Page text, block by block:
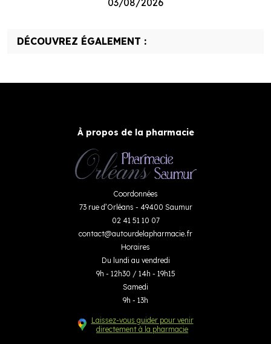
03/08/2026
DÉCOUVREZ ÉGALEMENT :
À propos de la pharmacie
Coordonnées
73 rue d’Orléans - 49400 Saumur
02 41 51 10 07
contact@autourdelapharmacie.fr
Horaires
Du lundi au vendredi
9h - 12h30 / 14h - 19h15
Samedi
9h - 13h
Laissez-vous guider pour venir
directement à la pharmacie